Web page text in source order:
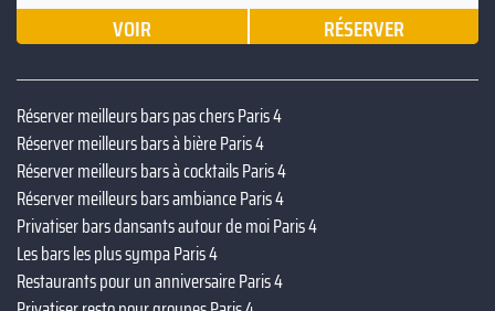
VOIR RÉSERVER
Réserver meilleurs bars pas chers Paris 4
Réserver meilleurs bars à bière Paris 4
Réserver meilleurs bars à cocktails Paris 4
Réserver meilleurs bars ambiance Paris 4
Privatiser bars dansants autour de moi Paris 4
Les bars les plus sympa Paris 4
Restaurants pour un anniversaire Paris 4